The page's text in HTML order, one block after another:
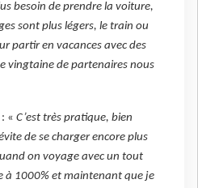
besoin de prendre la voiture,
sont plus légers, le train ou
partir en vacances avec des
vingtaine de partenaires nous
« C’est très pratique, bien
de se charger encore plus
on voyage avec un tout
à 1000% et maintenant que je